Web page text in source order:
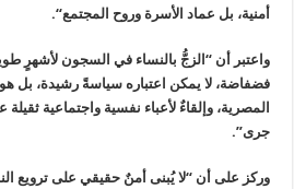
أمنية، بل عماد الأسرة وروح المجتمع“.
واعتبر أن “الزجُّ بالنساء في السجون لأشهرٍ
فضفاضة، لا يمكن اعتباره سياسةً رشيدة، بل
المصرية، وإلقاءٌ لأعباء نفسية واجتماعية
جرى”.
وركز على أن “لا يُبنى أمنٌ حقيقي على ترويع